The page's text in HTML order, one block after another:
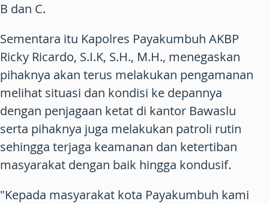
B dan C.
Sementara itu Kapolres Payakumbuh AKBP
Ricky Ricardo, S.I.K, S.H., M.H., menegaskan
pihaknya akan terus melakukan pengamanan
melihat situasi dan kondisi ke depannya
dengan penjagaan ketat di kantor Bawaslu
serta pihaknya juga melakukan patroli rutin
sehingga terjaga keamanan dan ketertiban
masyarakat dengan baik hingga kondusif.
"Kepada masyarakat kota Payakumbuh kami